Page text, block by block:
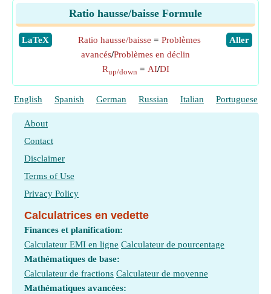
Ratio hausse/baisse Formule
​LaTeX ​Aller
Ratio hausse/baisse = Problèmes
avancés/Problèmes en déclin
Rup/down = AI/DI
English Spanish German Russian Italian Portuguese
About
Contact
Disclaimer
Terms of Use
Privacy Policy
Calculatrices en vedette
Finances et planification:
Calculateur EMI en ligne Calculateur de pourcentage
Mathématiques de base:
Calculateur de fractions Calculateur de moyenne
Mathématiques avancées: